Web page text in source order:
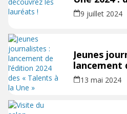
lauréats !
9 juillet 2024
Jeunes
lancement
des «
13 mai 2024